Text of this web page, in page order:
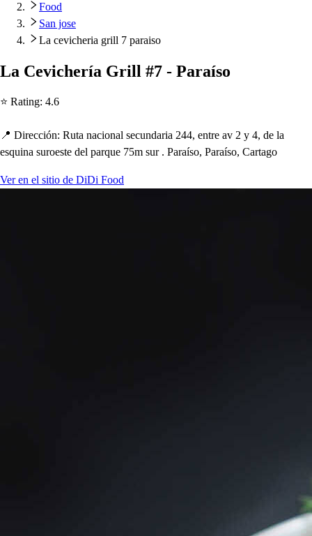
Food
San jose
La cevicheria grill 7 paraiso
La Cevichería Grill #7 - Paraíso
⭐ Rating: 4.6
📍 Dirección: Ruta nacional secundaria 244, entre av 2 y 4, de la
esquina suroeste del parque 75m sur . Paraíso, Paraíso, Cartago
Ver en el sitio de DiDi Food